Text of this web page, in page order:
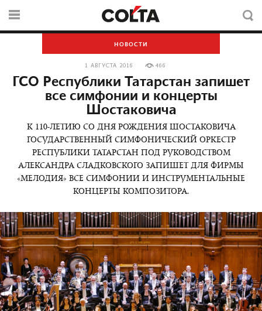
НОВОСТИ
1 АВГУСТА 2016 466
ГСО Республики Татарстан запишет
все симфонии и концерты
Шостаковича
К 110-ЛЕТИЮ СО ДНЯ РОЖДЕНИЯ ШОСТАКОВИЧА
ГОСУДАРСТВЕННЫЙ СИМФОНИЧЕСКИЙ ОРКЕСТР
РЕСПУБЛИКИ ТАТАРСТАН ПОД РУКОВОДСТВОМ
АЛЕКСАНДРА СЛАДКОВСКОГО ЗАПИШЕТ ДЛЯ ФИРМЫ
«МЕЛОДИЯ» ВСЕ СИМФОНИИ И ИНСТРУМЕНТАЛЬНЫЕ
КОНЦЕРТЫ КОМПОЗИТОРА.